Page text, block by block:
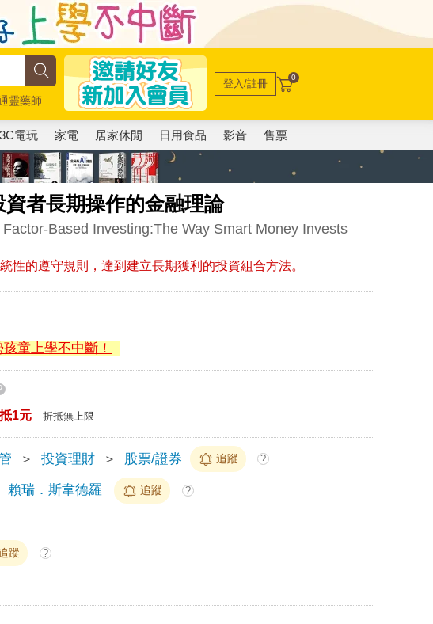
靈藥師
登入/註冊 0
3C電玩 家電 居家休閒 日用食品 影音 售票
資者長期操作的金融理論
Based Investing:The Way Smart Money Invests
性的遵守規則，達到建立長期獲利的投資組合方法。
童上學不中斷！
1元 折抵無上限
＞ 投資理財 ＞ 股票/證券 追蹤 ?
賴瑞．斯韋德羅 追蹤 ?
蹤 ?